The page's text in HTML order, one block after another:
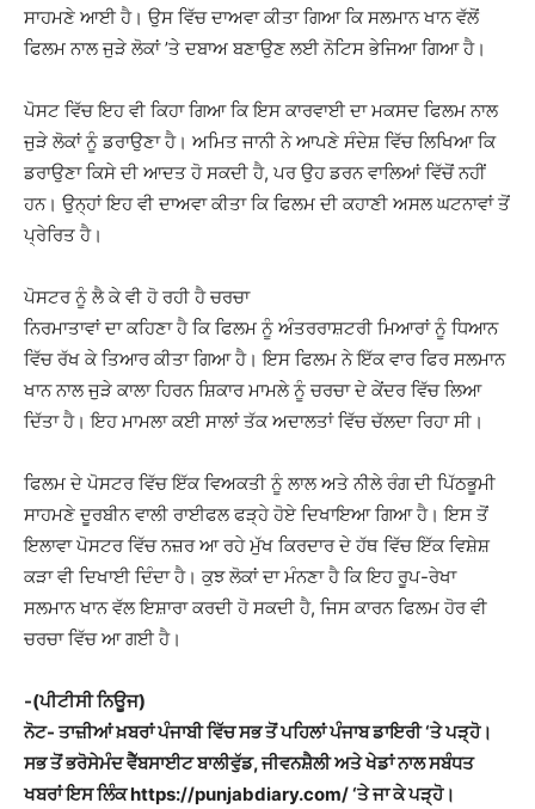
ਸਾਹਮਣੇ ਆਈ ਹੈ। ਉਸ ਵਿੱਚ ਦਾਅਵਾ ਕੀਤਾ ਗਿਆ ਕਿ ਸਲਮਾਨ ਖਾਨ ਵੱਲੋਂ
ਫਿਲਮ ਨਾਲ ਜੁੜੇ ਲੋਕਾਂ ’ਤੇ ਦਬਾਅ ਬਣਾਉਣ ਲਈ ਨੋਟਿਸ ਭੇਜਿਆ ਗਿਆ ਹੈ।
ਪੋਸਟ ਵਿੱਚ ਇਹ ਵੀ ਕਿਹਾ ਗਿਆ ਕਿ ਇਸ ਕਾਰਵਾਈ ਦਾ ਮਕਸਦ ਫਿਲਮ ਨਾਲ
ਜੁੜੇ ਲੋਕਾਂ ਨੂੰ ਡਰਾਉਣਾ ਹੈ। ਅਮਿਤ ਜਾਨੀ ਨੇ ਆਪਣੇ ਸੰਦੇਸ਼ ਵਿੱਚ ਲਿਖਿਆ ਕਿ
ਡਰਾਉਣਾ ਕਿਸੇ ਦੀ ਆਦਤ ਹੋ ਸਕਦੀ ਹੈ, ਪਰ ਉਹ ਡਰਨ ਵਾਲਿਆਂ ਵਿੱਚੋਂ ਨਹੀਂ
ਹਨ। ਉਨ੍ਹਾਂ ਇਹ ਵੀ ਦਾਅਵਾ ਕੀਤਾ ਕਿ ਫਿਲਮ ਦੀ ਕਹਾਣੀ ਅਸਲ ਘਟਨਾਵਾਂ ਤੋਂ
ਪ੍ਰੇਰਿਤ ਹੈ।
ਪੋਸਟਰ ਨੂੰ ਲੈ ਕੇ ਵੀ ਹੋ ਰਹੀ ਹੈ ਚਰਚਾ
ਨਿਰਮਾਤਾਵਾਂ ਦਾ ਕਹਿਣਾ ਹੈ ਕਿ ਫਿਲਮ ਨੂੰ ਅੰਤਰਰਾਸ਼ਟਰੀ ਮਿਆਰਾਂ ਨੂੰ ਧਿਆਨ
ਵਿੱਚ ਰੱਖ ਕੇ ਤਿਆਰ ਕੀਤਾ ਗਿਆ ਹੈ। ਇਸ ਫਿਲਮ ਨੇ ਇੱਕ ਵਾਰ ਫਿਰ ਸਲਮਾਨ
ਖਾਨ ਨਾਲ ਜੁੜੇ ਕਾਲਾ ਹਿਰਨ ਸ਼ਿਕਾਰ ਮਾਮਲੇ ਨੂੰ ਚਰਚਾ ਦੇ ਕੇਂਦਰ ਵਿੱਚ ਲਿਆ
ਦਿੱਤਾ ਹੈ। ਇਹ ਮਾਮਲਾ ਕਈ ਸਾਲਾਂ ਤੱਕ ਅਦਾਲਤਾਂ ਵਿੱਚ ਚੱਲਦਾ ਰਿਹਾ ਸੀ।
ਫਿਲਮ ਦੇ ਪੋਸਟਰ ਵਿੱਚ ਇੱਕ ਵਿਅਕਤੀ ਨੂੰ ਲਾਲ ਅਤੇ ਨੀਲੇ ਰੰਗ ਦੀ ਪਿੱਠਭੂਮੀ
ਸਾਹਮਣੇ ਦੂਰਬੀਨ ਵਾਲੀ ਰਾਈਫਲ ਫੜ੍ਹੇ ਹੋਏ ਦਿਖਾਇਆ ਗਿਆ ਹੈ। ਇਸ ਤੋਂ
ਇਲਾਵਾ ਪੋਸਟਰ ਵਿੱਚ ਨਜ਼ਰ ਆ ਰਹੇ ਮੁੱਖ ਕਿਰਦਾਰ ਦੇ ਹੱਥ ਵਿੱਚ ਇੱਕ ਵਿਸ਼ੇਸ਼
ਕੜਾ ਵੀ ਦਿਖਾਈ ਦਿੰਦਾ ਹੈ। ਕੁਝ ਲੋਕਾਂ ਦਾ ਮੰਨਣਾ ਹੈ ਕਿ ਇਹ ਰੂਪ-ਰੇਖਾ
ਸਲਮਾਨ ਖਾਨ ਵੱਲ ਇਸ਼ਾਰਾ ਕਰਦੀ ਹੋ ਸਕਦੀ ਹੈ, ਜਿਸ ਕਾਰਨ ਫਿਲਮ ਹੋਰ ਵੀ
ਚਰਚਾ ਵਿੱਚ ਆ ਗਈ ਹੈ।
-(ਪੀਟੀਸੀ ਨਿਊਜ)
ਨੋਟ- ਤਾਜ਼ੀਆਂ ਖ਼ਬਰਾਂ ਪੰਜਾਬੀ ਵਿੱਚ ਸਭ ਤੋਂ ਪਹਿਲਾਂ ਪੰਜਾਬ ਡਾਇਰੀ ‘ਤੇ ਪੜ੍ਹੋ।
ਸਭ ਤੋਂ ਭਰੋਸੇਮੰਦ ਵੈੱਬਸਾਈਟ ਬਾਲੀਵੁੱਡ, ਜੀਵਨਸ਼ੈਲੀ ਅਤੇ ਖੇਡਾਂ ਨਾਲ ਸਬੰਧਤ
ਖਬਰਾਂ ਇਸ ਲਿੰਕ https://punjabdiary.com/ ‘ਤੇ ਜਾ ਕੇ ਪੜ੍ਹੋ।